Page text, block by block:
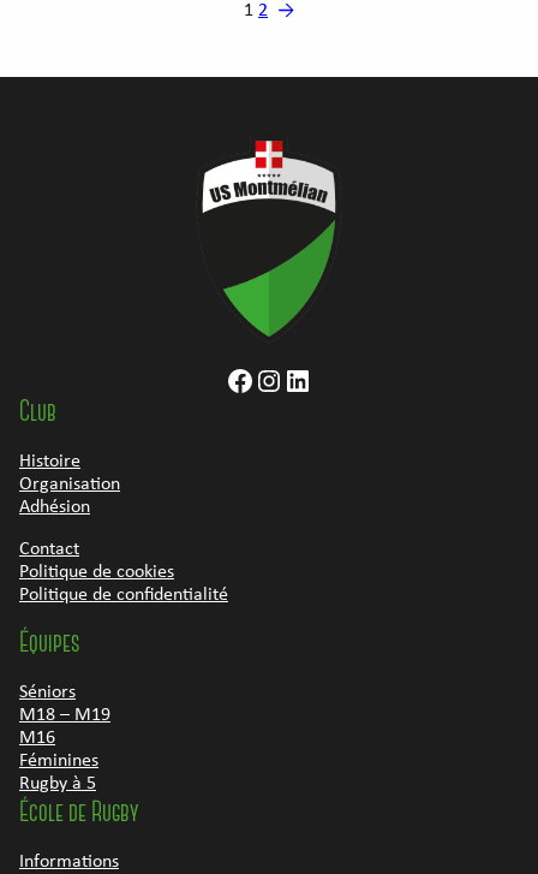
1 2 →
Facebook Instagram LinkedIn
Club
Histoire
Organisation
Adhésion
Contact
Politique de cookies
Politique de confidentialité
Équipes
Séniors
M18 – M19
M16
Féminines
Rugby à 5
École de Rugby
Informations